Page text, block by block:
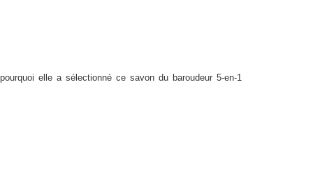
elle a sélectionné ce savon du baroudeur 5-en-1